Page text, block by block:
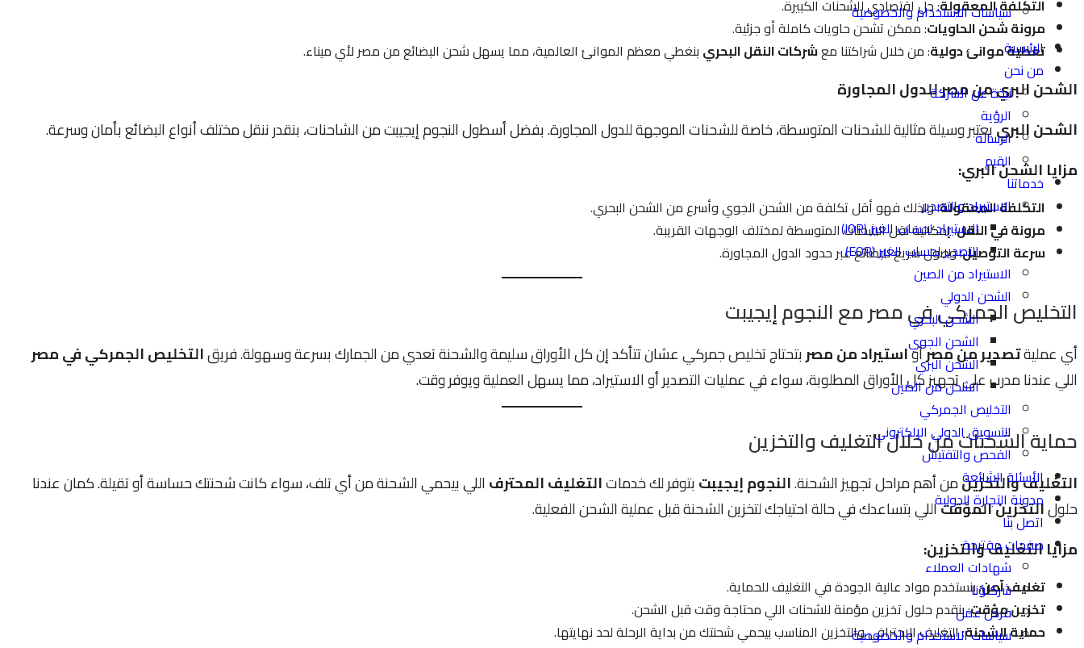
سياسات الاستخدام والخصوصية
الرئيسية
من نحن
نبذة عن الشركة
الرؤية
الرسالة
القيم
خدماتنا
الاستيراد والتصدير
الاستيراد لحساب الغير (IOR)
التصدير لحساب الغير (EOR)
الاستيراد من الصين
الشحن الدولي
الشحن البحري
الشحن الجوي
الشحن البري
الشحن من الصين
التخليص الجمركي
التسويق الدولي الإلكتروني
الفحص والتفتيش
الأسئلة الشائعة
مدونة التجارة الدولية
اتصل بنا
صفحات مقترحة
شهادات العملاء
شركاؤنا
فرص عمل
سياسات الاستخدام والخصوصية
التكلفة المعقولة: حل اقتصادي للشحنات الكبيرة.
مرونة شحن الحاويات: ممكن تشحن حاويات كاملة أو جزئية.
تغطية موانئ دولية: من خلال شراكتنا معشركات النقل البحري بنغطي معظم الموانئ العالمية، مما يسهل شحن البضائع من مصر لأي ميناء.
الشحن البري من مصر للدول المجاورة
الشحن البرييعتبر وسيلة مثالية للشحنات المتوسطة، خاصة للشحنات الموجهة للدول المجاورة. بفضل أسطول النجوم إيجيبت من الشاحنات، بنقدر ننقل مختلف أنواع البضائع بأمان وسرعة.
مزايا الشحن البري:
التكلفة المعقولة: ولذلك فهو أقل تكلفة من الشحن الجوي وأسرع من الشحن البحري.
مرونة في النقل: إمكانية نقل الشحنات المتوسطة لمختلف الوجهات القريبة.
سرعة التوصيل: وصول سريع للبضائع عبر حدود الدول المجاورة.
التخليص الجمركي في مصر مع النجوم إيجيبت
أي عمليةتصدير من مصرأواستيراد من مصربتحتاج تخليص جمركي عشان تتأكد إن كل الأوراق سليمة والشحنة تعدي من الجمارك بسرعة وسهولة. فريقالتخليص الجمركي في مصر
اللي عندنا مدرب على تجهيز كل الأوراق المطلوبة، سواء في عمليات التصدير أو الاستيراد، مما يسهل العملية ويوفر وقت.
حماية الشحنات من خلال التغليف والتخزين
التغليف والتخزينمن أهم مراحل تجهيز الشحنة.النجوم إيجيبتبتوفر لك خدماتالتغليف المحترفاللي بيحمي الشحنة من أي تلف، سواء كانت شحنتك حساسة أو تقيلة. كمان عندنا
حلولالتخزين المؤقتاللي بتساعدك في حالة احتياجك لتخزين الشحنة قبل عملية الشحن الفعلية.
مزايا التغليف والتخزين:
تغليف آمن: بنستخدم مواد عالية الجودة في التغليف للحماية.
تخزين مؤقت: بنقدم حلول تخزين مؤمنة للشحنات اللي محتاجة وقت قبل الشحن.
حماية الشحنة: التغليف الاحترافي والتخزين المناسب بيحمي شحنتك من بداية الرحلة لحد نهايتها.